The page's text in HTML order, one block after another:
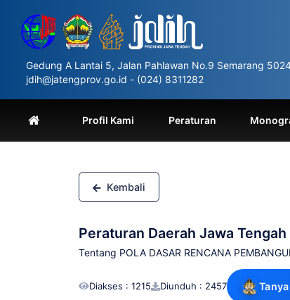
website
includes
accessibility
system.
Control-
F11
Gedung A Lantai 5, Jalan Pahlawan No.9 Semarang
jdih@jatengprov.go.id - (024) 8311282
Profil Kami Peraturan
Kembali
Peraturan Daerah Jawa
Tentang POLA DASAR RENCANA
Diakses : 1215 Diunduh : 2457